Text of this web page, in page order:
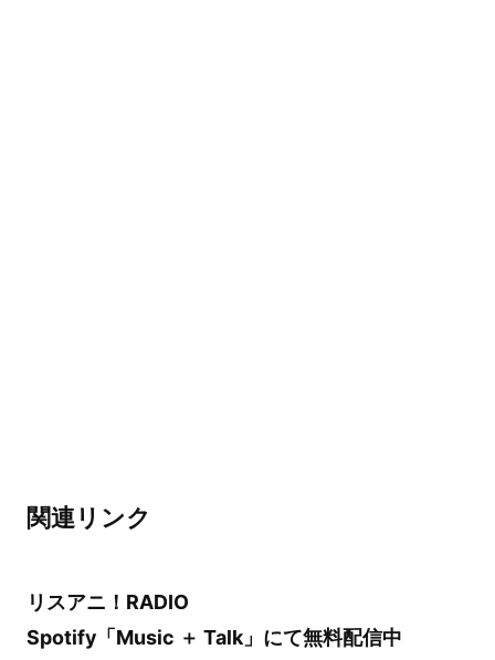
関連リンク
リスアニ！RADIO
Spotify「Music ＋ Talk」にて無料配信中